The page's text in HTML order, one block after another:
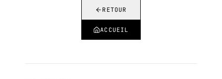
RETOUR
ACCUEIL